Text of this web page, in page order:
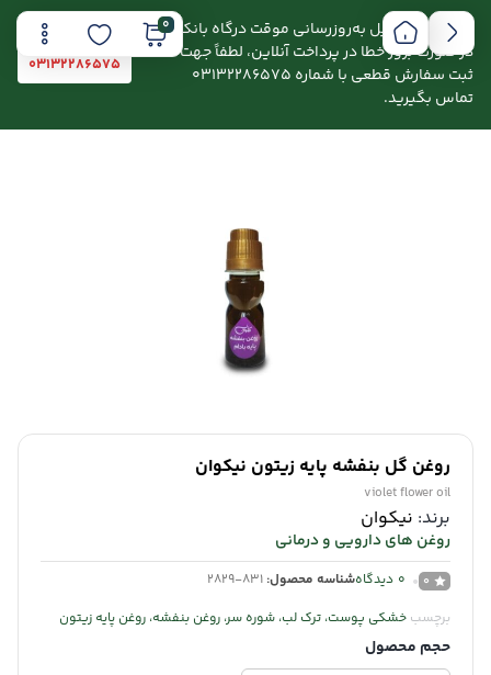
اطلاعیه: به دلیل به‌روزرسانی موقت درگاه بانکی،
در صورت بروز خطا در پرداخت آنلاین، لطفاً جهت
ثبت سفارش قطعی با شماره 03132286575
تماس بگیرید.
03132286575
0
روغن گل بنفشه پایه زیتون نیکوان
violet flower oil
برند: نیکوان
روغن های دارویی و درمانی
0
0 دیدگاهشناسه محصول: 2829-831
برچسب خشکی پوست، ترک لب، شوره سر، روغن بنفشه، روغن پایه زیتون
حجم محصول